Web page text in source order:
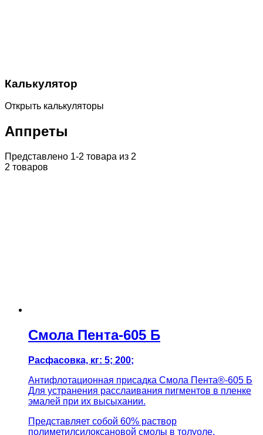
Калькулятор
Открыть калькуляторы
Аппреты
Представлено 1-2 товара из 2
2 товаров
Смола Пента-605 Б
Расфасовка, кг: 5; 200;
Антифлотационная присадка Смола Пента®-605 Б
Для устранения расслаивания пигментов в пленке
эмалей при их высыхании.
Представляет собой 60% раствор
полиметилсилоксановой смолы в толуоле.